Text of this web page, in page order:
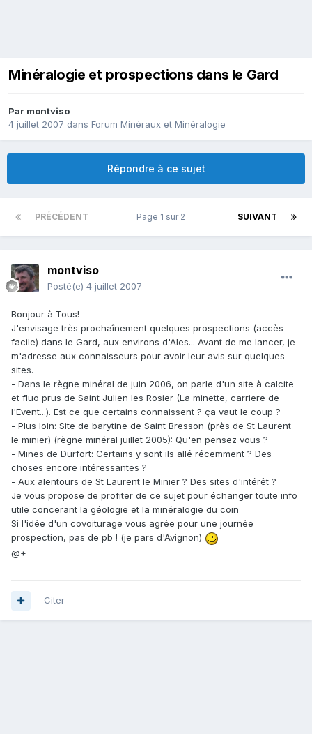
Minéralogie et prospections dans le Gard
Par montviso
4 juillet 2007 dans Forum Minéraux et Minéralogie
Répondre à ce sujet
PRÉCÉDENT SUIVANT
Page 1 sur 2
montviso
Posté(e) 4 juillet 2007
Bonjour à Tous!
J'envisage très prochaînement quelques prospections (accès
facile) dans le Gard, aux environs d'Ales... Avant de me lancer, je
m'adresse aux connaisseurs pour avoir leur avis sur quelques
sites.
- Dans le règne minéral de juin 2006, on parle d'un site à calcite
et fluo prus de Saint Julien les Rosier (La minette, carriere de
l'Event...). Est ce que certains connaissent ? ça vaut le coup ?
- Plus loin: Site de barytine de Saint Bresson (près de St Laurent
le minier) (règne minéral juillet 2005): Qu'en pensez vous ?
- Mines de Durfort: Certains y sont ils allé récemment ? Des
choses encore intéressantes ?
- Aux alentours de St Laurent le Minier ? Des sites d'intérêt ?
Je vous propose de profiter de ce sujet pour échanger toute info
utile concerant la géologie et la minéralogie du coin
Si l'idée d'un covoiturage vous agrée pour une journée
prospection, pas de pb ! (je pars d'Avignon)
@+
Citer